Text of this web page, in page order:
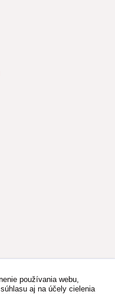
používania webu,
aj na účely cielenia